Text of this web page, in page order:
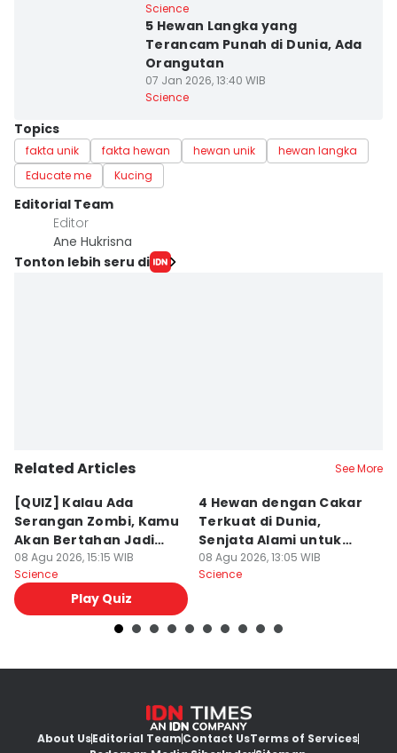
Science
5 Hewan Langka yang
Terancam Punah di Dunia, Ada
Orangutan
07 Jan 2026, 13:40 WIB
Science
Topics
fakta unik fakta hewan hewan unik
hewan langka
Educate me
Kucing
Editorial Team
Editor
Ane Hukrisna
Tonton lebih seru di
Related Articles See More
[QUIZ] Kalau Ada
Serangan Zombi, Kamu
Akan Bertahan Jadi
Manusia atau Ikut
Berubah?
08 Agu 2026, 15:15 WIB
Science
Play Quiz
4 Hewan dengan Cakar
Terkuat di Dunia,
Senjata Alami untuk
Berburu!
08 Agu 2026, 13:05 WIB
Science
About UsEditorial TeamContact UsTerms of Services